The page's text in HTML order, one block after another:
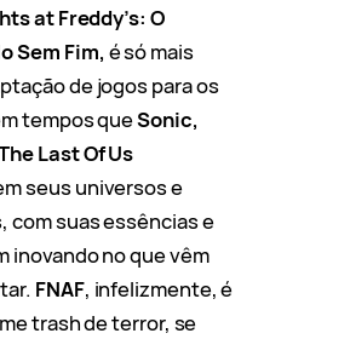
at Freddy’s: O
Sem Fim, é só mais
de jogos para os
tempos queSonic,
Last Of Us
seus universos e
com suas essências e
inovando no que vêm
FNAF, infelizmente, é
trash de terror, se